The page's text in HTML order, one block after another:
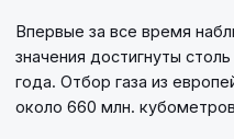
Впервые за все время
значения достигнуты
года. Отбор газа из
около 660 млн.